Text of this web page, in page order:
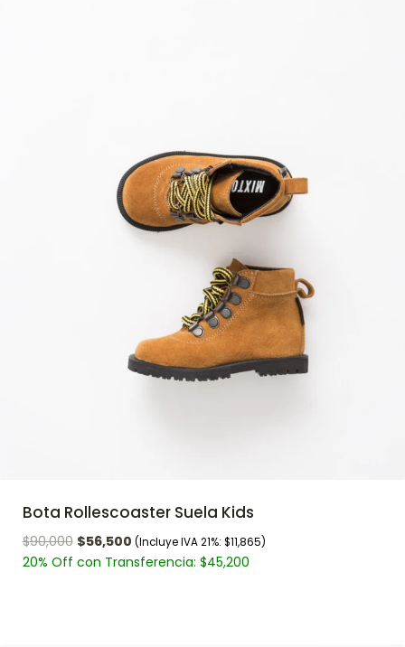
Bota Rollescoaster Suela Kids
$90,000 $56,500 (Incluye IVA 21%: $11,865)
20% Off con Transferencia: $45,200